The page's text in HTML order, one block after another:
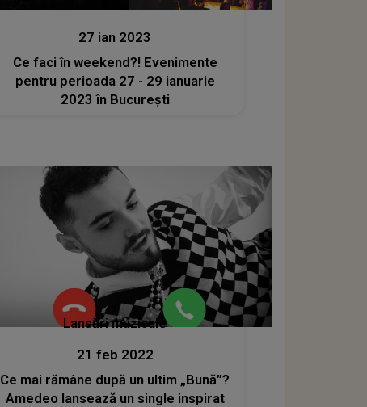
27 ian 2023
Ce faci în weekend?! Evenimente
pentru perioada 27 - 29 ianuarie
2023 în București
Lansări muzicale
21 feb 2022
Ce mai rămâne după un ultim „Bună”?
Amedeo lansează un single inspirat